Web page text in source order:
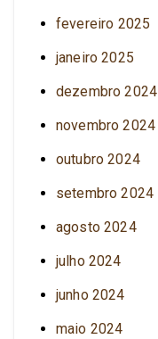
fevereiro 2025
janeiro 2025
dezembro 2024
novembro 2024
outubro 2024
setembro 2024
agosto 2024
julho 2024
junho 2024
maio 2024